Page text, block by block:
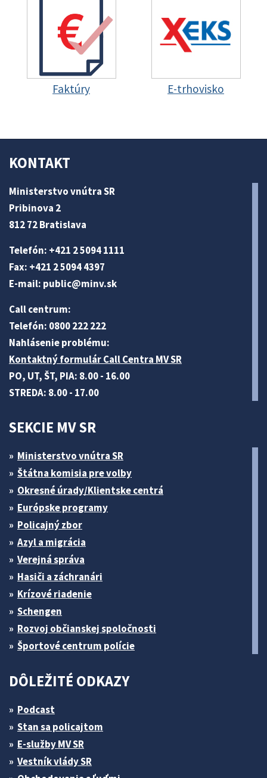
Faktúry E-trhovisko
KONTAKT
Ministerstvo vnútra SR
Pribinova 2
812 72 Bratislava
Telefón: +421 2 5094 1111
Fax: +421 2 5094 4397
E-mail: public@minv.sk
Call centrum:
Telefón: 0800 222 222
Nahlásenie problému:
Kontaktný formulár Call Centra MV SR
PO, UT, ŠT, PIA: 8.00 - 16.00
STREDA: 8.00 - 17.00
SEKCIE MV SR
Ministerstvo vnútra SR
Štátna komisia pre volby
Okresné úrady/Klientske centrá
Európske programy
Policajný zbor
Azyl a migrácia
Verejná správa
Hasiči a záchranári
Krízové riadenie
Schengen
Rozvoj občianskej spoločnosti
Športové centrum polície
DÔLEŽITÉ ODKAZY
Podcast
Stan sa policajtom
E-služby MV SR
Vestník vlády SR